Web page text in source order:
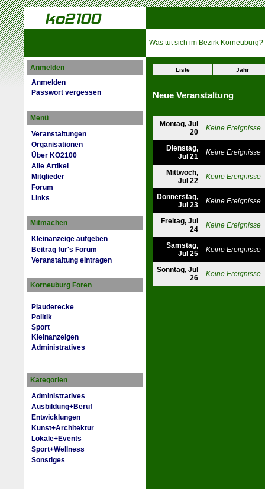
Was tut sich im Bezirk Korneuburg?
Anmelden
Anmelden
Passwort vergessen
Menü
Veranstaltungen
Organisationen
Über KO2100
Alle Artikel
Mitglieder
Forum
Links
Mitmachen
Kleinanzeige aufgeben
Beitrag für's Forum
Veranstaltung eintragen
Korneuburg Foren
Plauderecke
Politik
Sport
Kleinanzeigen
Administratives
Kategorien
Administratives
Ausbildung+Beruf
Entwicklungen
Kunst+Architektur
Lokale+Events
Sport+Wellness
Sonstiges
Liste Jahr
Neue Veranstaltung
Montag, Jul
20
Keine Ereignisse
Dienstag,
Jul 21
Keine Ereignisse
Mittwoch,
Jul 22
Keine Ereignisse
Donnerstag,
Jul 23
Keine Ereignisse
Freitag, Jul
24
Keine Ereignisse
Samstag,
Jul 25
Keine Ereignisse
Sonntag, Jul
26
Keine Ereignisse